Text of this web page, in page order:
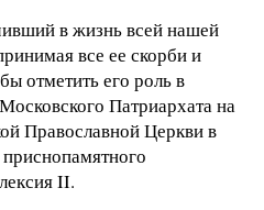
в жизнь всей нашей
все ее скорби и
отметить его роль в
Патриархата на
Православной Церкви в
II.